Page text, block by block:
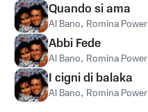
Quando si ama
Al Bano, Romina Power
Abbi Fede
Al Bano, Romina Power
I cigni di balaka
Al Bano, Romina Power